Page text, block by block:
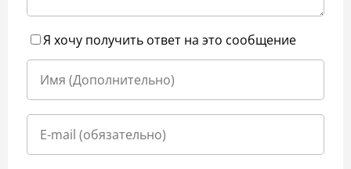
Я хочу получить ответ на это сообщение